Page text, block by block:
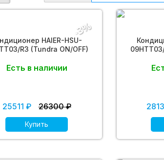
HAIER-HSU-
R3 (Tundra ON/OFF)
Есть в наличии
-3%
25511 ₽ 26300 ₽
Купить